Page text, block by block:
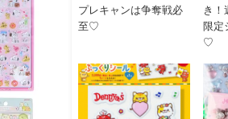
プレキャンは争奪戦必
至♡
き！
限定
♡